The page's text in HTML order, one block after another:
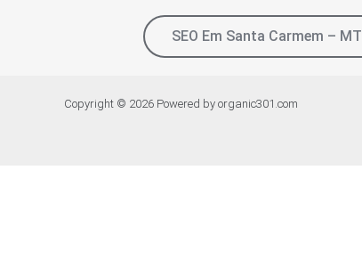
SEO Em Santa Carmem – MT
Copyright © 2026 Powered by organic301.com